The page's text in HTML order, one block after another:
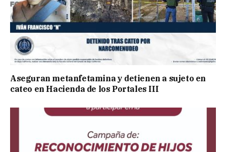
Aseguran metanfetamina y detienen a sujeto en
cateo en Hacienda de los Portales III